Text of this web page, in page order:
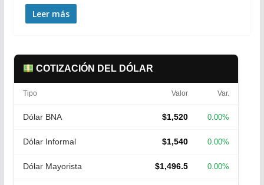
Leer más
COTIZACIÓN DEL DÓLAR
Tipo Valor Var.
Dólar BNA $1,520 0.00%
Dólar Informal $1,540 0.00%
Dólar Mayorista $1,496.5 0.00%